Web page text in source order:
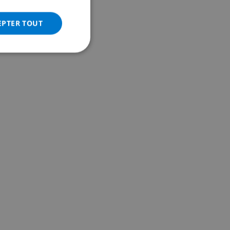
DANISH
TOUT